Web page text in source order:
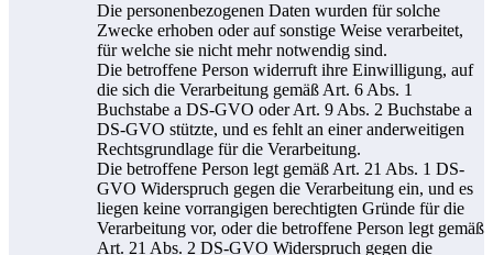
Die personenbezogenen Daten wurden für solche
Zwecke erhoben oder auf sonstige Weise verarbeitet,
für welche sie nicht mehr notwendig sind.
Die betroffene Person widerruft ihre Einwilligung, auf
die sich die Verarbeitung gemäß Art. 6 Abs. 1
Buchstabe a DS-GVO oder Art. 9 Abs. 2 Buchstabe a
DS-GVO stützte, und es fehlt an einer anderweitigen
Rechtsgrundlage für die Verarbeitung.
Die betroffene Person legt gemäß Art. 21 Abs. 1 DS-
GVO Widerspruch gegen die Verarbeitung ein, und es
liegen keine vorrangigen berechtigten Gründe für die
Verarbeitung vor, oder die betroffene Person legt gemäß
Art. 21 Abs. 2 DS-GVO Widerspruch gegen die